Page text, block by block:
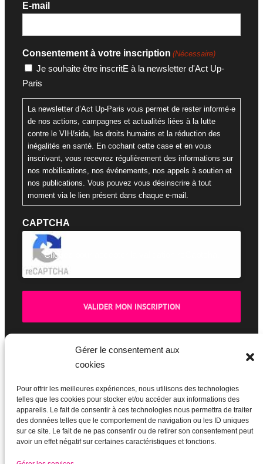
Gérer le consentement aux
cookies
Pour offrir les meilleures expériences, nous utilisons des technologies
telles que les cookies pour stocker et/ou accéder aux informations des
appareils. Le fait de consentir à ces technologies nous permettra de traiter
des données telles que le comportement de navigation ou les ID uniques
sur ce site. Le fait de ne pas consentir ou de retirer son consentement peut
avoir un effet négatif sur certaines caractéristiques et fonctions.
E-mail
Consentement à votre inscription (Nécessaire)
Je souhaite être inscritE à la newsletter d'Act Up-
Paris
La newsletter d’Act Up-Paris vous permet de rester informé·e
de nos actions, campagnes et actualités liées à la lutte
contre le VIH/sida, les droits humains et la réduction des
inégalités en santé. En cochant cette case et en vous
inscrivant, vous recevrez régulièrement des informations sur
nos mobilisations, nos événements, nos appels à soutien et
nos publications. Vous pouvez vous désinscrire à tout
moment via le lien présent dans chaque e-mail.
CAPTCHA
Cliquez pour accepter la validation reCaptcha.